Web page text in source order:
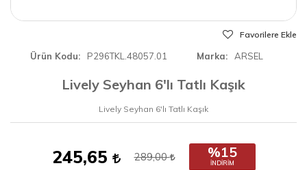
Favorilere Ekle
Ürün Kodu P296TKL.48057.01 Marka ARSEL
Lively Seyhan 6'lı Tatlı Kaşık
Lively Seyhan 6'lı Tatlı Kaşık
245,65 289,00 %15
İNDIRIM